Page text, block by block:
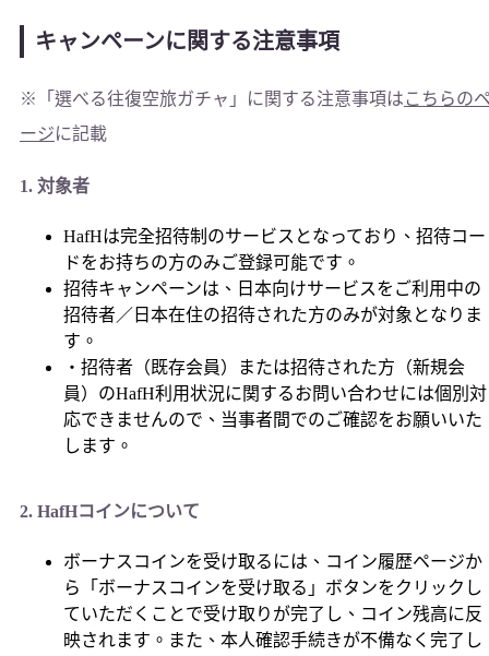
キャンペーンに関する注意事項
※「選べる往復空旅ガチャ」に関する注意事項はこちらの
ージに記載
1. 対象者
HafHは完全招待制のサービスとなっており、招待コー
ドをお持ちの方のみご登録可能です。
招待キャンペーンは、日本向けサービスをご利用中の
招待者／日本在住の招待された方のみが対象となりま
す。
・招待者（既存会員）または招待された方（新規会
員）のHafH利用状況に関するお問い合わせには個別対
応できませんので、当事者間でのご確認をお願いいた
します。
2. HafHコインについて
ボーナスコインを受け取るには、コイン履歴ページか
ら「ボーナスコインを受け取る」ボタンをクリックし
ていただくことで受け取りが完了し、コイン残高に反
映されます。また、本人確認手続きが不備なく完了し